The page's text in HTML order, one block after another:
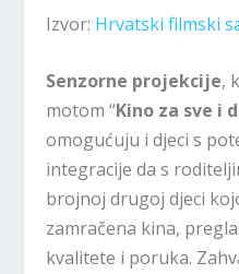
Izvor: Hrvatski filmski
Senzorne projekcije,
motom “Kino za sve i
omogućuju i djeci s
integracije da s
brojnoj drugoj djeci
zamračena kina,
kvalitete i poruka.